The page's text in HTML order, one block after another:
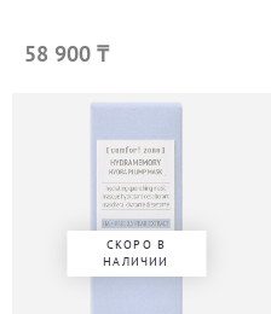
58 900 ₸
СКОРО В
НАЛИЧИИ